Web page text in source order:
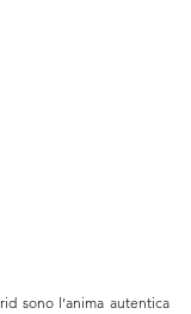
sono l’anima autentica